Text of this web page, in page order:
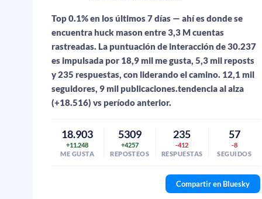
Top 0.1% en los últimos 7 días — ahí es donde se
encuentra huck mason entre 3,3 M cuentas
rastreadas. La puntuación de interacción de 30.237
es impulsada por 18,9 mil me gusta, 5,3 mil reposts
y 235 respuestas, con liderando el camino. 12,1 mil
seguidores, 9 mil publicaciones.tendencia al alza
(+18.516) vs período anterior.
18.903
+11.248
ME GUSTA
5309
+4257
REPOSTEOS
235
-412
RESPUESTAS
57
-8
SEGUIDOS
Compartir en Bluesky